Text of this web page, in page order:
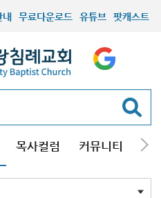
내 무료다운로드 유튜브 팟캐스트
목사컬럼 커뮤니티 기